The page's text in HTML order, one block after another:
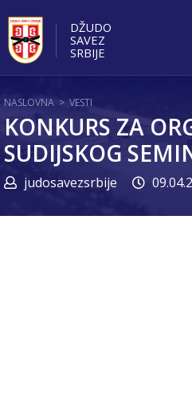
DŽUDO
SAVEZ
SRBIJE
NASLOVNA > VESTI
KONKURS ZA
SUDIJSKOG
judosavezsrbije